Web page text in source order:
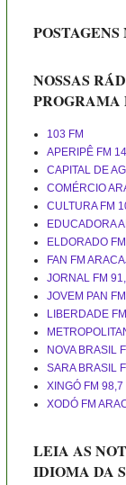
NOSSAS
PROGRAMA
103 FM
APERIPÊ FM
CAPITAL DE
COMÉRCIO
CULTURA FM
EDUCADORA
ELDORADO
FAN FM
JORNAL FM
JOVEM PAN
LIBERDADE
NOVA BRASIL
SARA BRASIL
XINGÓ FM 98,7
XODÓ FM
LEIA AS
IDIOMA DA